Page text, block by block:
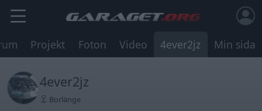
Projekt Foton Video 4ever2jz Min sida
4ever2jz
Borlänge